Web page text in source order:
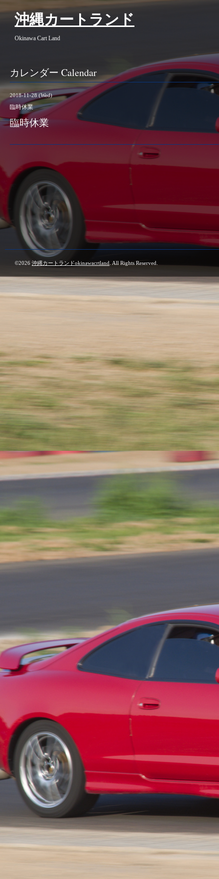
沖縄カートランド
Okinawa Cart Land
カレンダー Calendar
2018-11-28 (Wed)
臨時休業
臨時休業
©2026 沖縄カートランドokinawacrtland . All Rights Reserved.